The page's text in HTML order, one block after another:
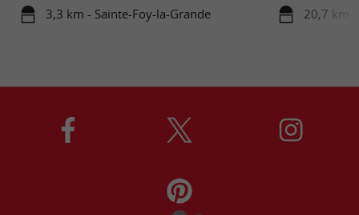
3,3 km - Sainte-Foy-la-Grande 20,7 km